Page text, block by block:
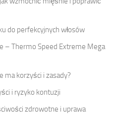
do perfekcyjnych włosów
– Thermo Speed Extreme Mega
ma korzyści i zasady?
i ryzyko kontuzji
zdrowotne i uprawa